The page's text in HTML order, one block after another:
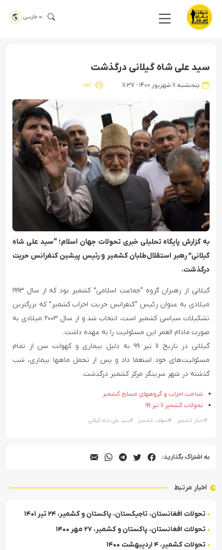
فارسی
سید علی شاه گیلانی درگذشت
پنجشنبه ۱۱ شهریور ۱۴۰۰ - ۱۱:۳۷
به گزارش پایگاه تحلیلی خبری تحولات جهان اسلام؛ “سید علی شاه
گیلانی” رهبر استقلال‌طلبان کشمیر و رئیس پیشین کنفرانس حریت
درگذشت.
گیلانی از رهبران گروه “جماعت اسلامی” کشمیر بود که از سال ۱۹۹۳
میلادی به عنوان رئیس “کنفرانس حریت احزاب کشمیر” که بزرگترین
تشکیلات سیاسی کشمیر است، انتخاب شد و از سال ۲۰۰۳ میلادی به
صورت مادام العمر این مسئولیت را به عهده داشت.
گیلانی در تاریخ ۱۱ تیر ۹۹ به دلیل بیماری و کهولت سن از تمام
مسئولیت‌های خود استعفا داد و پس از تحمل ماهها بیماری، شب
گذشته در شهر سرینگر مرکز کشمیر درگذشت.
شناخت احزاب و گروههای مسلح کشمیر
تحولات کشمیر ۱۱ تیر ۹۹
#اخبار کشمیر #تحولات کشمیر #سید علی شاه گیلانی
به اشتراک بگذارید:
اخبار مرتبط
تحولات افغانستان، تاجیکستان، پاکستان و کشمیر، ۲۴ تیر ۱۴۰۱
تحولات افغانستان، پاکستان و کشمیر، ۲۷ مهر ۱۴۰۰
تحولات کشمیر، ۴ اردیبهشت ۱۴۰۰